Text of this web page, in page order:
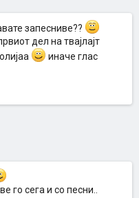
запесниве??
дел на твајлајт
иначе глас
го сега и со песни..